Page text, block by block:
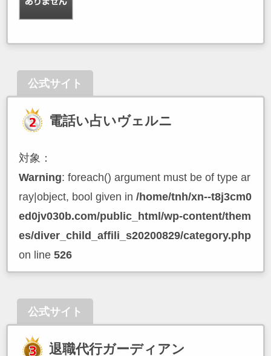
公式サイト
電話い占いヴェルニ
対象：
Warning: foreach() argument must be of type ar
ray|object, bool given in /home/tnh/xn--t8j3cm0
ed0jv030b.com/public_html/wp-content/them
es/diver_child_affili_s20200829/category.php
on line 526
公式サイト
退職代行ガーディアン